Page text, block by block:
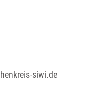
siwi.de